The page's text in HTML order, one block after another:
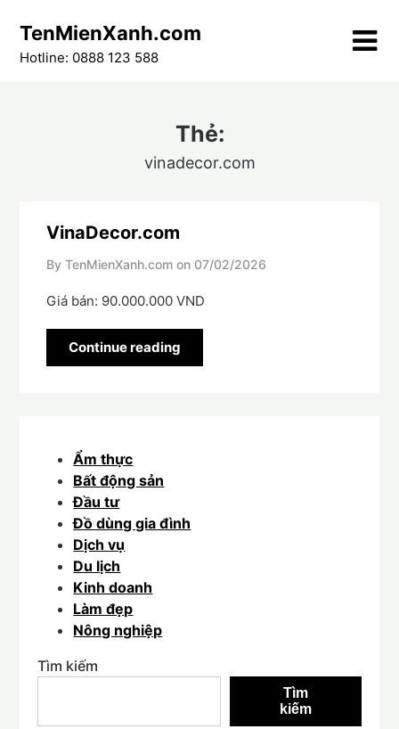
content
TenMienXanh.com
Hotline: 0888 123 588
Thẻ:
vinadecor.com
VinaDecor.com
By TenMienXanh.com on 07/02/2026
Giá bán: 90.000.000 VND
Continue reading
Ẩm thực
Bất động sản
Đầu tư
Đồ dùng gia đình
Dịch vụ
Du lịch
Kinh doanh
Làm đẹp
Nông nghiệp
Tìm kiếm
Tìm
kiếm